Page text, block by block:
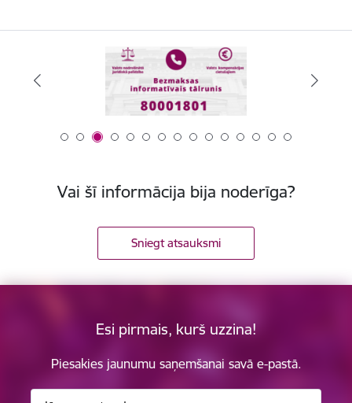
Vai šī informācija bija noderīga?
Sniegt atsauksmi
Esi pirmais, kurš uzzina!
Piesakies jaunumu saņemšanai savā e-pastā.